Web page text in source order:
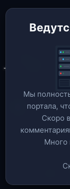
Мы
портала,
Скоро
Много